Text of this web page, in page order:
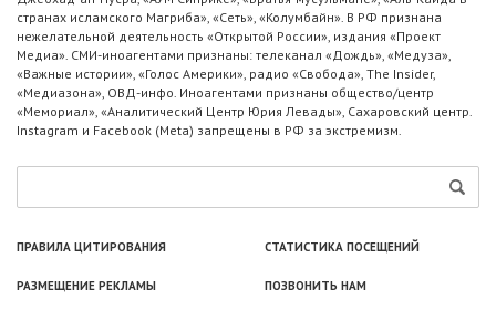
странах исламского Магриба», «Сеть», «Колумбайн». В РФ признана
нежелательной деятельность «Открытой России», издания «Проект
Медиа». СМИ-иноагентами признаны: телеканал «Дождь», «Медуза»,
«Важные истории», «Голос Америки», радио «Свобода», The Insider,
«Медиазона», ОВД-инфо. Иноагентами признаны общество/центр
«Мемориал», «Аналитический Центр Юрия Левады», Сахаровский центр.
Instagram и Facebook (Metа) запрещены в РФ за экстремизм.
ПРАВИЛА ЦИТИРОВАНИЯ СТАТИСТИКА ПОСЕЩЕНИЙ
РАЗМЕЩЕНИЕ РЕКЛАМЫ ПОЗВОНИТЬ НАМ